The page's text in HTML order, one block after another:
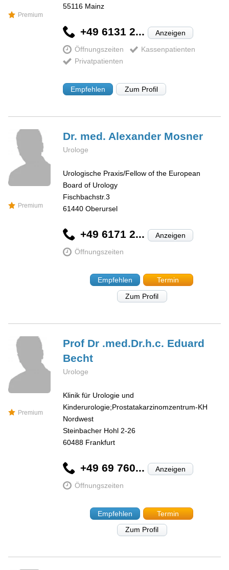
Premium
55116 Mainz
+49 6131 2... Anzeigen
Öffnungszeiten
Kassenpatienten
Privatpatienten
Empfehlen Zum Profil
Premium
Dr. med. Alexander Mosner
Urologe
Urologische Praxis/Fellow of the European
Board of Urology
Fischbachstr.3
61440 Oberursel
+49 6171 2... Anzeigen
Öffnungszeiten
Empfehlen
Termin
Zum Profil
Premium
Prof Dr .med.Dr.h.c. Eduard
Becht
Urologe
Klinik für Urologie und
Kinderurologie;Prostatakarzinomzentrum-KH
Nordwest
Steinbacher Hohl 2-26
60488 Frankfurt
+49 69 760... Anzeigen
Öffnungszeiten
Empfehlen
Termin
Zum Profil